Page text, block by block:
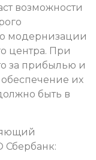
возможности
модернизации
центра. При
за прибылью и
их
быть в
Сбербанк: